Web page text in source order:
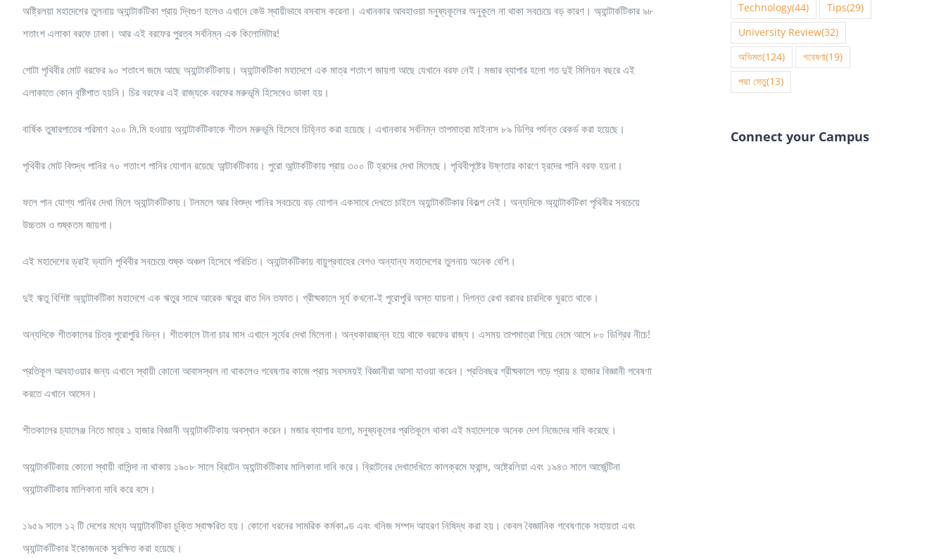
অষ্ট্রিলয়া মহাদেশের তুলনায় অ্যান্টার্কটিকা প্রায় দ্বিগুণ হলেও এখানে কেউ স্থায়ীভাবে বসবাস করেনা। এখানকার আবহাওয়া মনুষ্যকূলের অনুকূলে না থাকা সবচেয়ে বড় কারণ। অ্যান্টার্কটিকার ৯৮
শতাংশ এলাকা বরফে ঢাকা। আর এই বরফের পুরত্ব সর্বনিম্ন এক কিলোমিটার!
গোটা পৃথিবীর মোট বরফের ৯০ শতাংশ জমে আছে অ্যান্টার্কটিকায়। অ্যান্টার্কটিকা মহাদেশে এক মাত্র শতাংশ জায়গা আছে যেখানে বরফ নেই। মজার ব্যাপার হলো গত দুই মিলিয়ন বছরে এই
এলাকাতে কোন বৃষ্টিপাত হয়নি। চির বরফের এই রাজ্যকে বরফের মরুভূমি হিসেবেও ডাকা হয়।
বার্ষিক তুষারপাতের পরিমাণ ২০০ মি.মি হওয়ায় অ্যান্টার্কটিকাকে শীতল মরুভূমি হিসেবে চিহ্নিত করা হয়েছে। এখানকার সর্বনিম্ন তাপমাত্রা মাইনাস ৮৯ ডিগ্রি পর্যন্ত রেকর্ড করা হয়েছে।
পৃথিবীর মোট বিশুদ্ধ পানির ৭০ শতাংশ পানির যোগান রয়েছে আন্টার্কটিকায়। পুরো আন্টার্কটিকায় প্রায় ৩০০ টি হ্রদের দেখা মিলেছে। পৃথিবীপৃষ্টের উষ্ণতার কারণে হ্রদের পানি বরফ হয়না।
ফলে পান যোগ্য পানির দেখা মিলে অ্যান্টার্কটিকায়। টলমলে আর বিশুদ্ধ পানির সবচেয়ে বড় যোগান একসাথে দেখতে চাইলে অ্যান্টার্কটিকার বিকল্প নেই। অন্যদিকে অ্যান্টার্কটিকা পৃথিবীর সবচেয়ে
উচ্চতম ও শুষ্কতম জায়গা।
এই মহাদেশের ড্রাই ভ্যালি পৃথিবীর সবচেয়ে শুষ্ক অঞ্চল হিসেবে পরিচিত। অ্যান্টার্কটিকায় বায়ুপ্রবাহের বেগও অন্যান্য মহাদেশের তুলনায় অনেক বেশি।
দুই ঋতু বিশিষ্ট অ্যান্টার্কটিকা মহাদেশে এক ‍ঋতুর সাথে আরেক ঋতুর রাত দিন তফাত। গ্রীষ্মকালে সূর্য কখনো-ই পুরোপুরি অস্ত যায়না। দিগন্ত রেখা বরাবর চারদিকে ঘুরতে থাকে।
অন্যদিকে শীতকালের চিত্র পুরোপুরি ভিন্ন। শীতকালে টানা চার মাস এখানে সূর্যের দেখা মিলেনা। অন্ধকারচ্ছন্ন হয়ে থাকে বরফের রাজ্য। এসময় তাপমাত্রা গিয়ে নেমে আসে ৮০ ডিগ্রির নীচে!
প্রতিকূল আবহাওয়ার জন্য এখানে স্থায়ী কোনো আবাসস্থল না থাকলেও গবেষণার কাজে প্রায় সবসময়ই বিজ্ঞানীরা আসা যাওয়া করেন। প্রতিবছর গ্রীষ্মকালে গড়ে প্রায় ৪ হাজার বিজ্ঞানী গবেষণা
করতে এখানে আসেন।
শীতকালের চ্যালেঞ্জ নিতে মাত্র ১ হাজার বিজ্ঞানী অ্যান্টার্কটিকায় অবস্থান করেন। মজার ব্যাপার হলো, মনুষ্যকূলের প্রতিকূলে থাকা এই মহাদেশকে অনেক দেশ নিজেদের দাবি করেছে।
অ্যান্টার্কটিকায় কোনো স্থায়ী বাসিন্দা না থাকায় ১৯০৮ সালে ব্রিটেন অ্যান্টার্কটিকার মালিকানা দাবি করে। ব্রিটেনের দেখাদেখিতে কালক্রমে ফ্রান্স, অষ্ট্রেলিয়া এবং ১৯৪৩ সালে আর্জেন্টিনা
অ্যান্টার্কটিকার মালিকানা দাবি করে বসে।
১৯৫৯ সালে ১২ টি দেশের মধ্যে অ্যান্টার্কটিকা চুক্তি স্বাক্ষরিত হয়। কোনো ধরনের সামরিক কর্মকাণ্ড এবং খনিজ সম্পদ আহরণ নিষিদ্ধ করা হয়। কেবল বৈজ্ঞানিক গবেষণাকে সহায়তা এবং
অ্যান্টার্কটিকার ইকোজনকে সুরক্ষিত করা হয়েছে।
Technology(44) Tips(29)
University Review(32)
অভিমত(124) গবেষণা(19)
পদ্মা সেতু(13)
Connect your Campus